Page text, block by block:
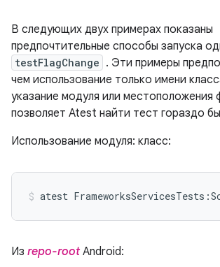
В следующих двух примерах показаны
предпочтительные способы запуска
testFlagChange . Эти примеры
чем использование только имени
указание модуля или местоположения
позволяет Atest найти тест гораздо
Использование модуля: класс:
atest
Из repo-rootAndroid: